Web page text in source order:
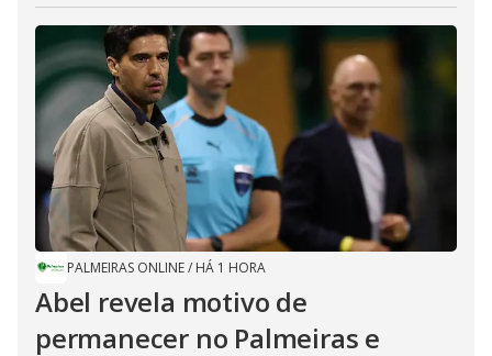
PALMEIRAS ONLINE/ HÁ 1 HORA
Abel revela motivo de
permanecer no Palmeiras e